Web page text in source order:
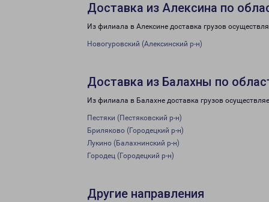
Доставка из Алексина по
Из филиала в Алексине доставка грузов
Новогуровский (Алексинский р-н)
Доставка из Балахны по
Из филиала в Балахне доставка грузов
Пестяки (Пестяковский р-н)
Бриляково (Городецкий р-н)
Лукино (Балахнинский р-н)
Городец (Городецкий р-н)
Другие направления